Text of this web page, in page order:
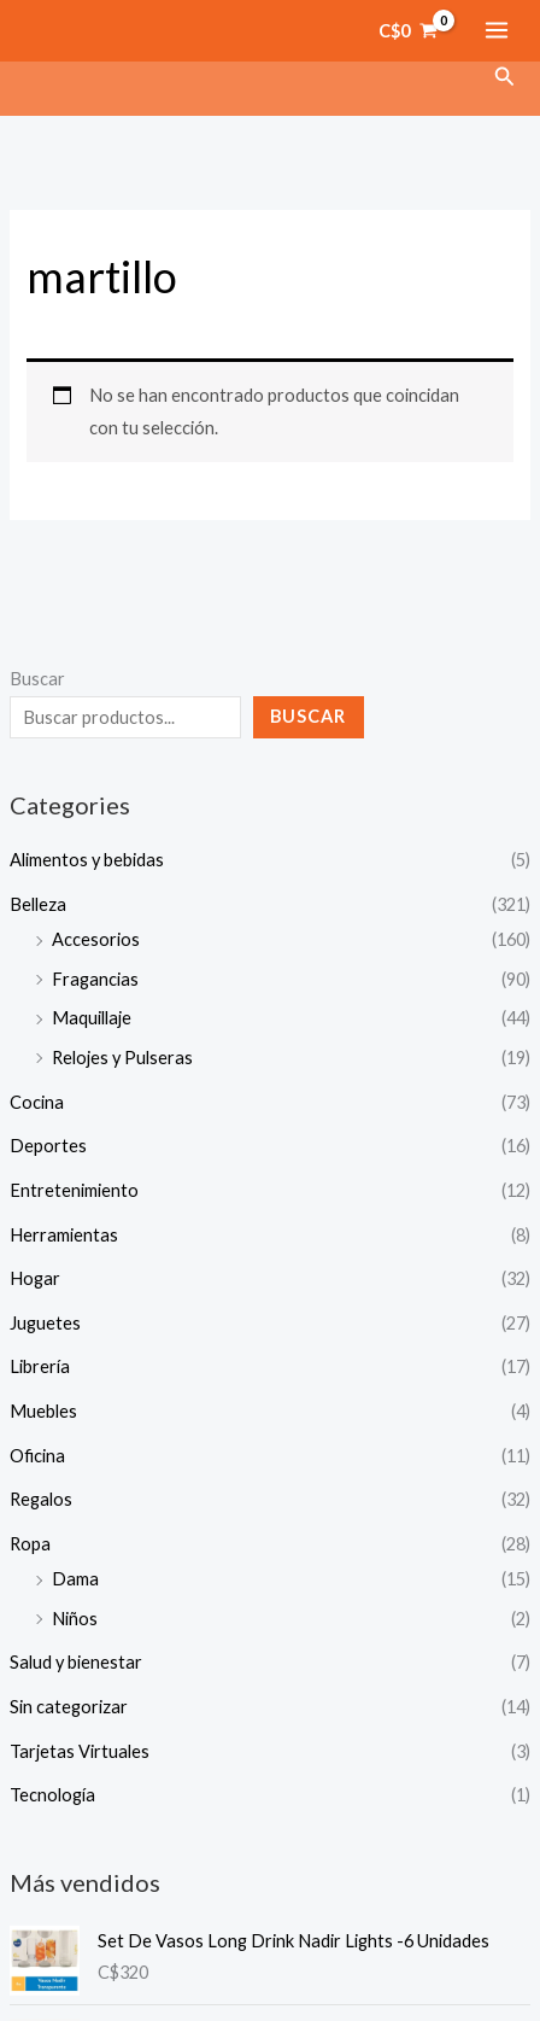
C$0
Buscar
BUSCAR
Categories
Alimentos y bebidas (5)
Belleza
(321)
Accesorios
(160)
Fragancias
(90)
Maquillaje
(44)
Relojes y Pulseras
(19)
Cocina (73)
Deportes (16)
Entretenimiento (12)
Herramientas (8)
Hogar (32)
Juguetes (27)
Librería (17)
Muebles (4)
Oficina (11)
Regalos (32)
Ropa
(28)
Dama
(15)
Niños
(2)
Salud y bienestar (7)
Sin categorizar (14)
Tarjetas Virtuales (3)
Tecnología (1)
Más vendidos
Set De Vasos Long Drink Nadir Lights -6 Unidades
C$320
martillo
No se han encontrado productos que coincidan
con tu selección.